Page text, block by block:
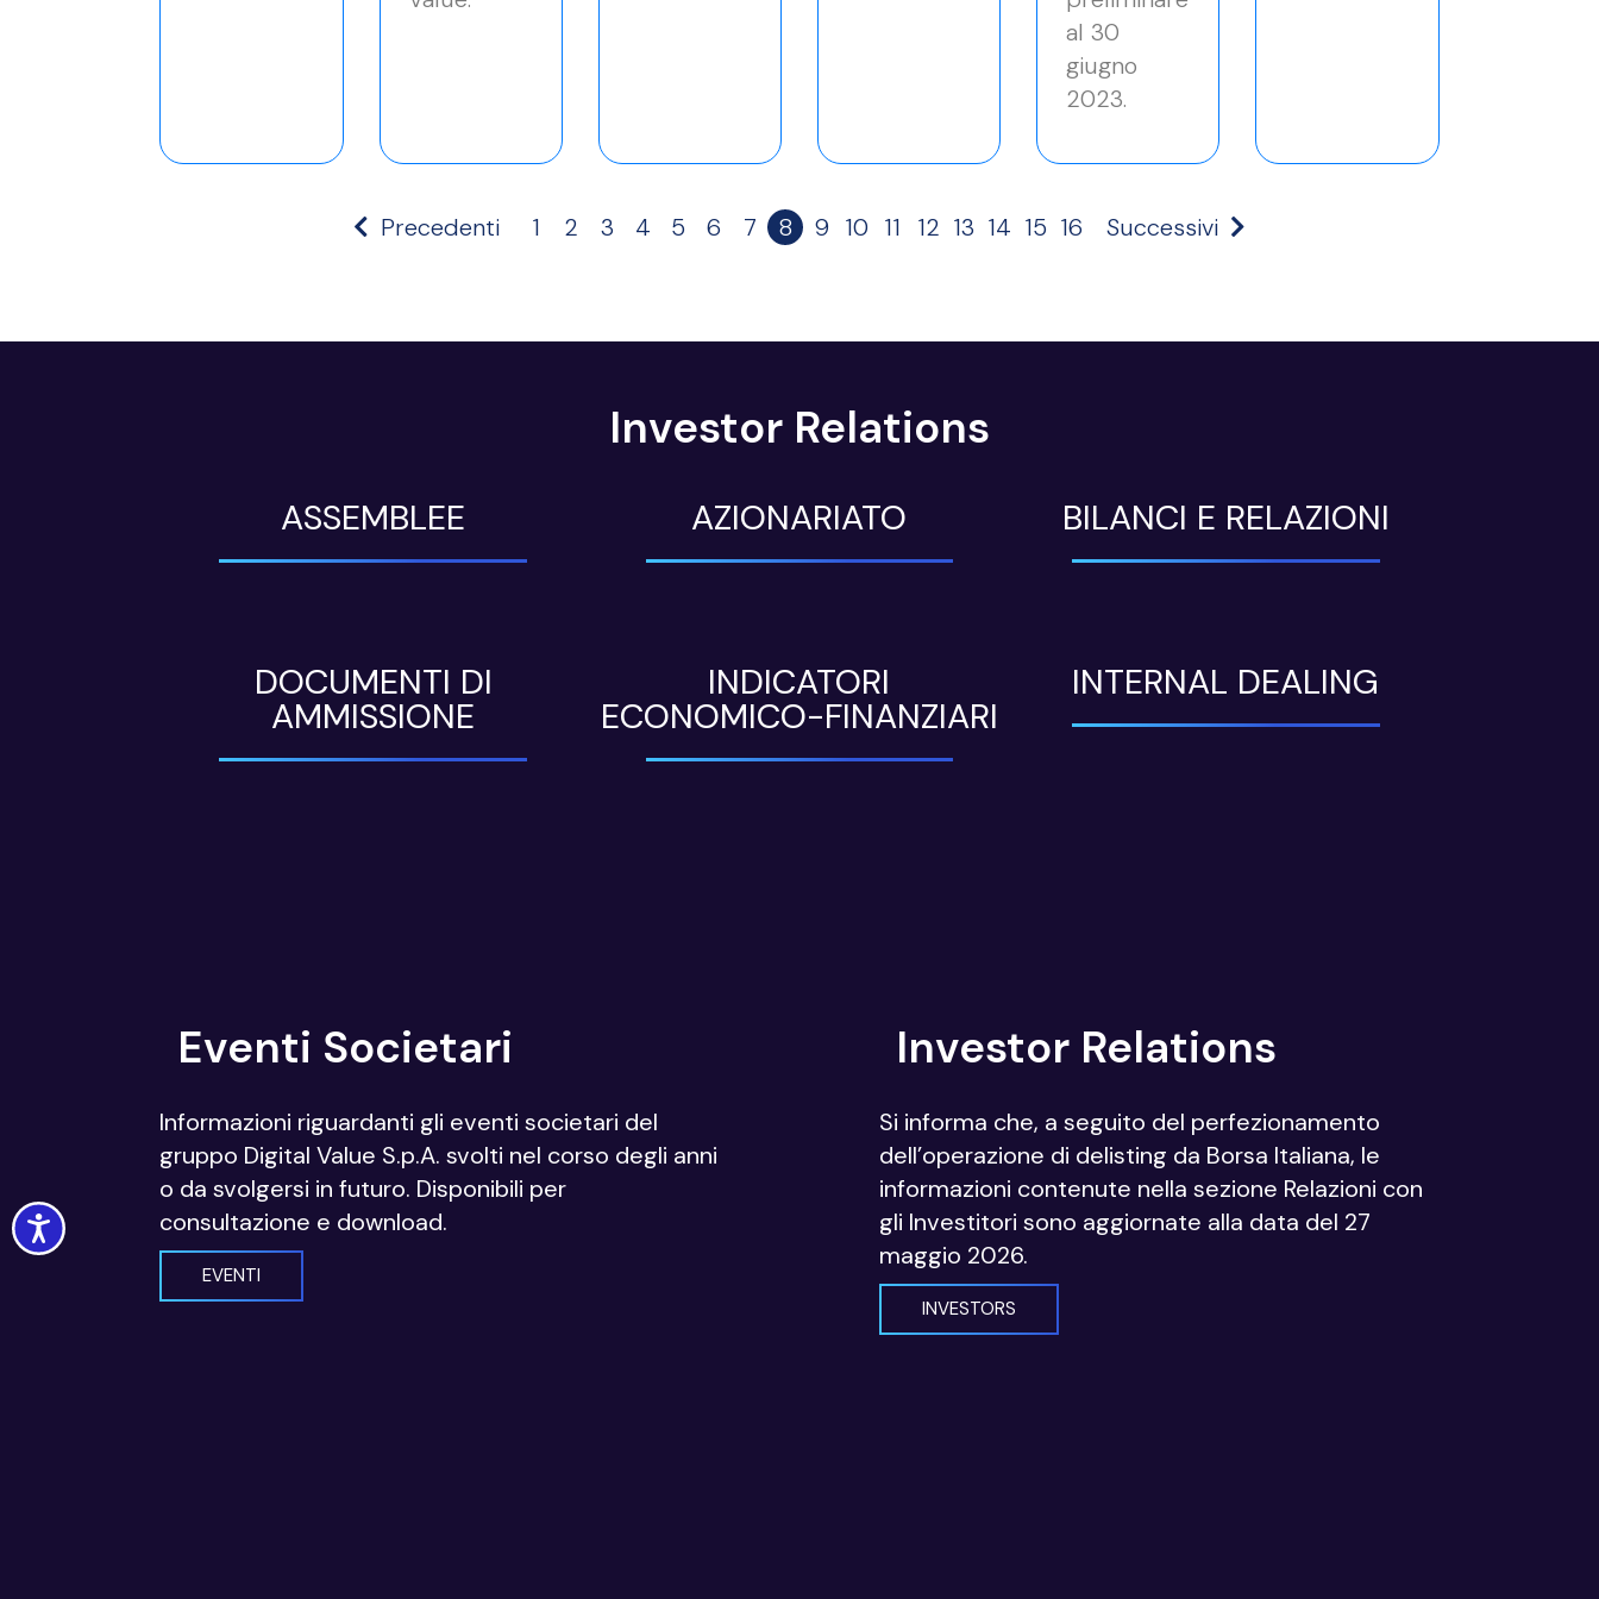
Accessibility
al 30
giugno
2023.
Precedenti 1 2 3 4 5 6 7 8 9 10 11 12 13 14 15 16 Successivi
Investor Relations
ASSEMBLEE AZIONARIATO BILANCI E RELAZIONI
DOCUMENTI DI
AMMISSIONE
INDICATORI
ECONOMICO-FINANZIARI
INTERNAL DEALING
Eventi Societari
Informazioni riguardanti gli eventi societari del
gruppo Digital Value S.p.A. svolti nel corso degli anni
o da svolgersi in futuro. Disponibili per
consultazione e download.
EVENTI
Investor Relations
Si informa che, a seguito del perfezionamento
dell’operazione di delisting da Borsa Italiana, le
informazioni contenute nella sezione Relazioni con
gli Investitori sono aggiornate alla data del 27
maggio 2026.
INVESTORS